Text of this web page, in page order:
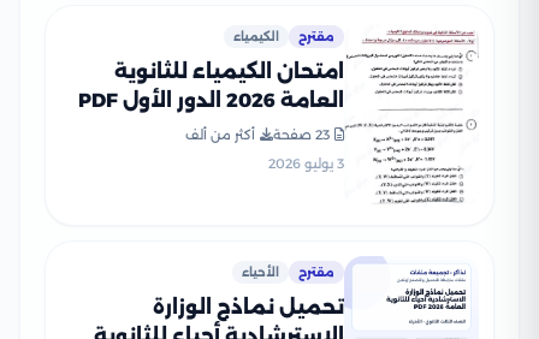
مقترح الكيمياء
امتحان الكيمياء للثانوية
العامة 2026 الدور الأول PDF
لطلاب الصف الثالث الثانوي
23 صفحة
أكثر من ألف
3 يوليو 2026
مقترح الأحياء
تحميل نماذج الوزارة